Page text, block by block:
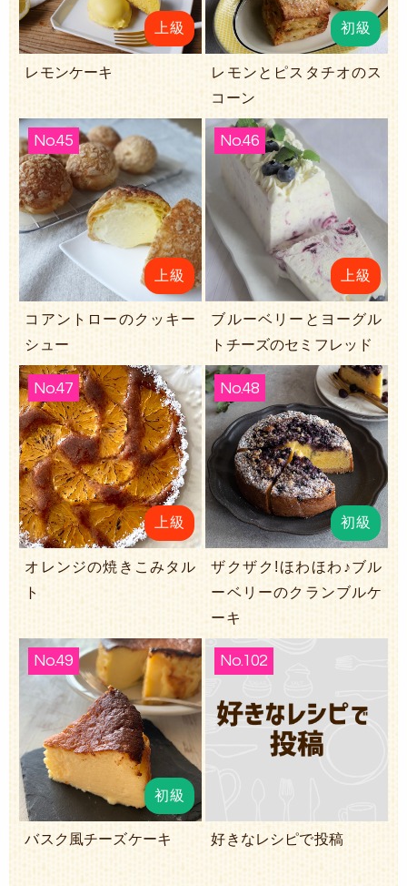
上級
レモンケーキ
初級
レモンとピスタチオのス
コーン
No.45
上級
コアントローのクッキー
シュー
No.46
上級
ブルーベリーとヨーグル
トチーズのセミフレッド
No.47
上級
オレンジの焼きこみタル
ト
No.48
初級
ザクザク!ほわほわ♪ブル
ーベリーのクランブルケ
ーキ
No.49
初級
バスク風チーズケーキ
No.102
好きなレシピで投稿